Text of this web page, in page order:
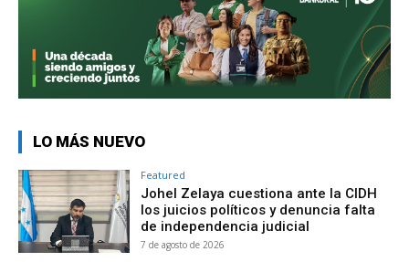
LO MÁS NUEVO
Featured
Johel Zelaya cuestiona ante la CIDH
los juicios políticos y denuncia falta
de independencia judicial
7 de agosto de 2026